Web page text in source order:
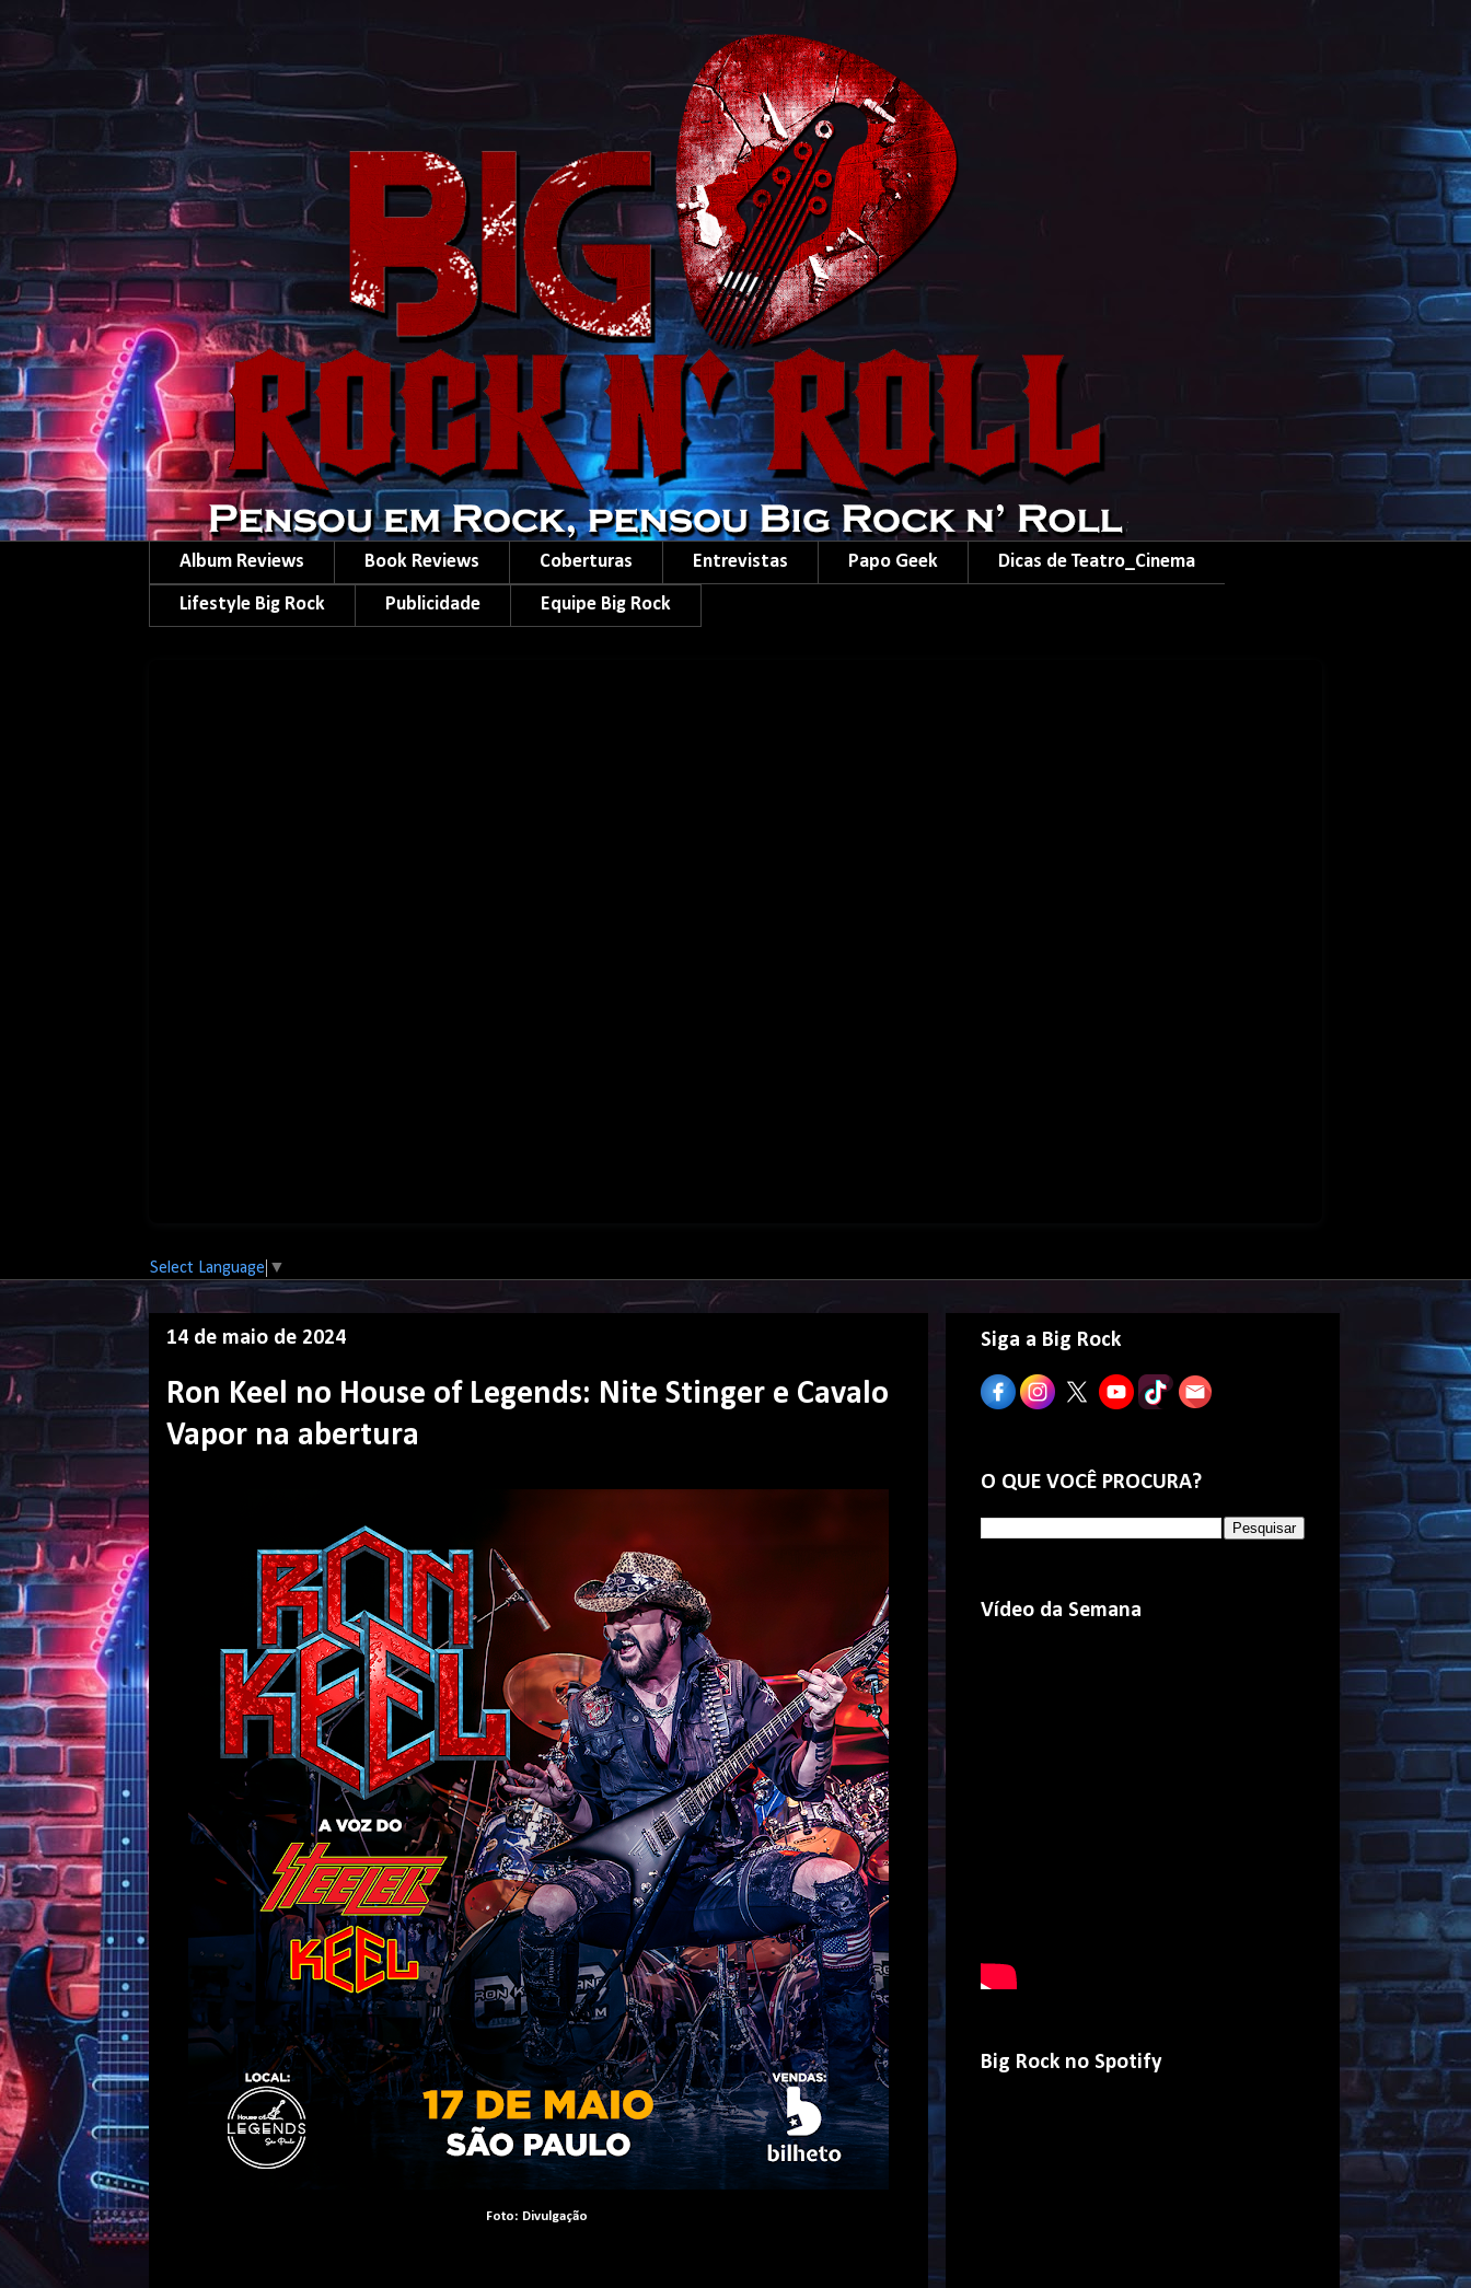
Album Reviews Book Reviews Coberturas Entrevistas Papo Geek Dicas de Teatro_Cinema
Lifestyle Big Rock Publicidade Equipe Big Rock
Select Language ▼
14 de maio de 2024
Ron Keel no House of Legends: Nite Stinger e Cavalo
Vapor na abertura
Foto: Divulgação
Siga a Big Rock
O QUE VOCÊ PROCURA?
Vídeo da Semana
Big Rock no Spotify